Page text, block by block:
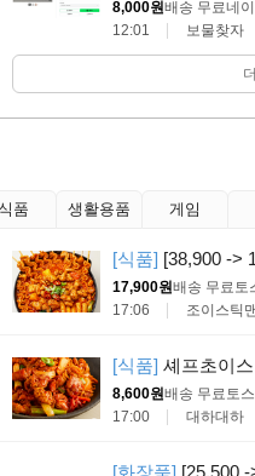
8,000원배송 무료네
12:01
보물찾자
품 생활용품 게임
[식품] [38,900 ->
17,900원배송 무료토
17:06
조이스틱
[식품] 셰프초이
8,600원배송 무료토
17:00
대하대하
[화장품] [25,500